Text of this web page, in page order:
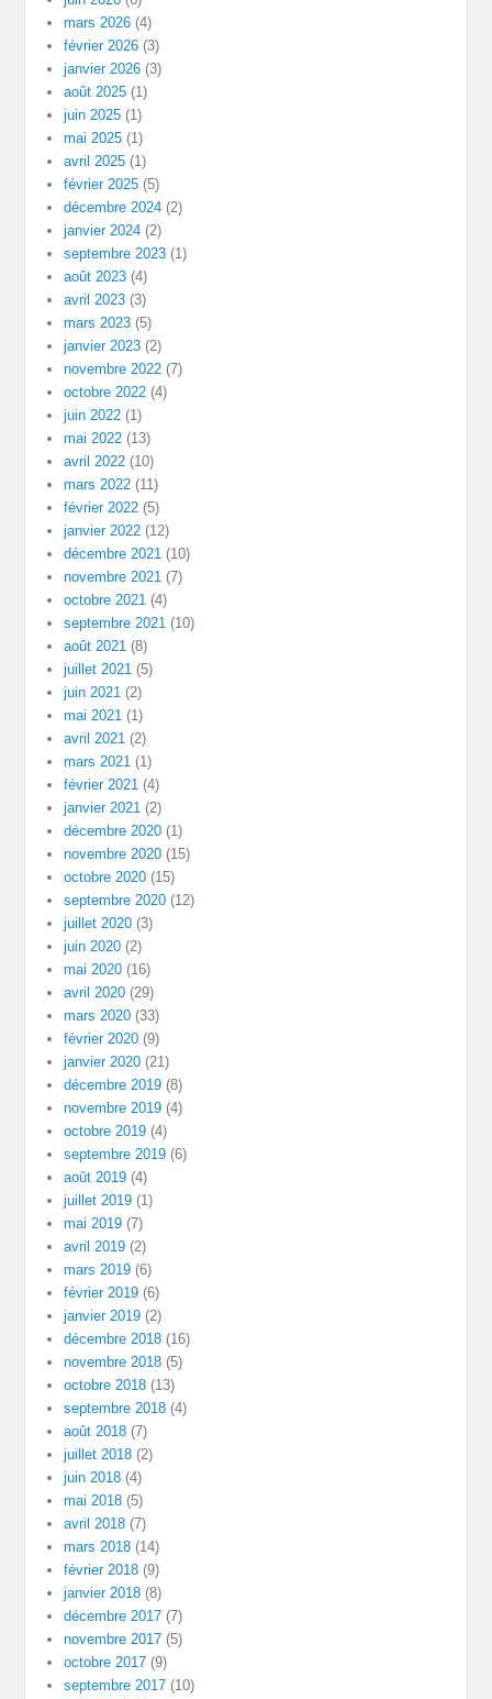
mars 2026 (4)
février 2026 (3)
janvier 2026 (3)
août 2025 (1)
juin 2025 (1)
mai 2025 (1)
avril 2025 (1)
février 2025 (5)
décembre 2024 (2)
janvier 2024 (2)
septembre 2023 (1)
août 2023 (4)
avril 2023 (3)
mars 2023 (5)
janvier 2023 (2)
novembre 2022 (7)
octobre 2022 (4)
juin 2022 (1)
mai 2022 (13)
avril 2022 (10)
mars 2022 (11)
février 2022 (5)
janvier 2022 (12)
décembre 2021 (10)
novembre 2021 (7)
octobre 2021 (4)
septembre 2021 (10)
août 2021 (8)
juillet 2021 (5)
juin 2021 (2)
mai 2021 (1)
avril 2021 (2)
mars 2021 (1)
février 2021 (4)
janvier 2021 (2)
décembre 2020 (1)
novembre 2020 (15)
octobre 2020 (15)
septembre 2020 (12)
juillet 2020 (3)
juin 2020 (2)
mai 2020 (16)
avril 2020 (29)
mars 2020 (33)
février 2020 (9)
janvier 2020 (21)
décembre 2019 (8)
novembre 2019 (4)
octobre 2019 (4)
septembre 2019 (6)
août 2019 (4)
juillet 2019 (1)
mai 2019 (7)
avril 2019 (2)
mars 2019 (6)
février 2019 (6)
janvier 2019 (2)
décembre 2018 (16)
novembre 2018 (5)
octobre 2018 (13)
septembre 2018 (4)
août 2018 (7)
juillet 2018 (2)
juin 2018 (4)
mai 2018 (5)
avril 2018 (7)
mars 2018 (14)
février 2018 (9)
janvier 2018 (8)
décembre 2017 (7)
novembre 2017 (5)
octobre 2017 (9)
septembre 2017 (10)